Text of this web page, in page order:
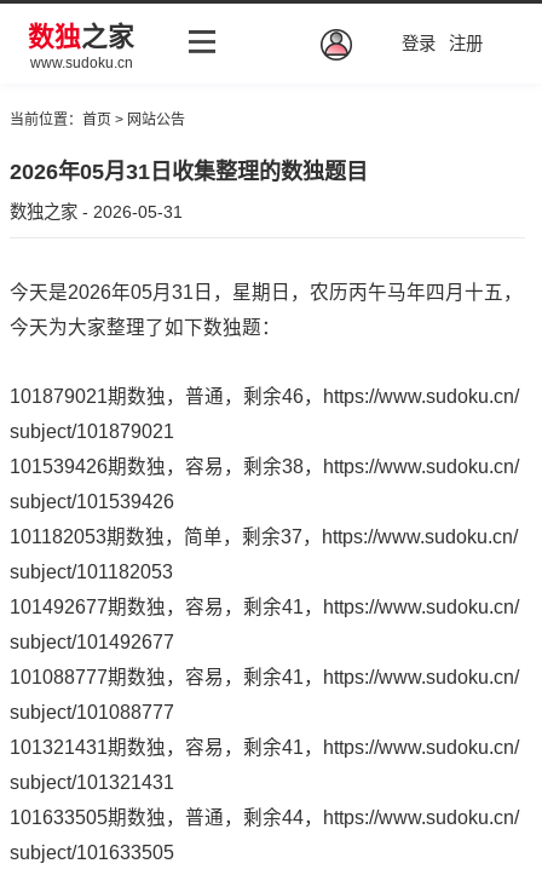
数独之家
www.sudoku.cn
登录 注册
当前位置： 首页 > 网站公告
2026年05月31日收集整理的数独题目
数独之家 - 2026-05-31
今天是2026年05月31日，星期日，农历丙午马年四月十五，
今天为大家整理了如下数独题：
101879021期数独，普通，剩余46，
https://www.sudoku.cn/
subject/101879021
101539426期数独，容易，剩余38，
https://www.sudoku.cn/
subject/101539426
101182053期数独，简单，剩余37，
https://www.sudoku.cn/
subject/101182053
101492677期数独，容易，剩余41，
https://www.sudoku.cn/
subject/101492677
101088777期数独，容易，剩余41，
https://www.sudoku.cn/
subject/101088777
101321431期数独，容易，剩余41，
https://www.sudoku.cn/
subject/101321431
101633505期数独，普通，剩余44，
https://www.sudoku.cn/
subject/101633505